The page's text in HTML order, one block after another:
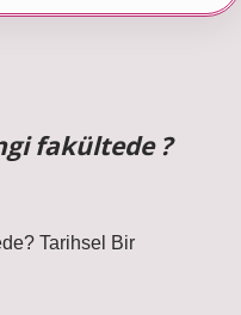
fakültede ?
Tarihsel Bir